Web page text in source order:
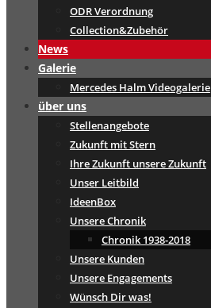
ODR Verordnung
Collection&Zubehör
News
Galerie
Mercedes Halm Videogalerie
über uns
Stellenangebote
Zukunft mit Stern
Ihre Zukunft unsere Zukunft
Unser Leitbild
IdeenBox
Unsere Chronik
Chronik 1938-2018
Unsere Kunden
Unsere Engagements
Wünsch Dir was!